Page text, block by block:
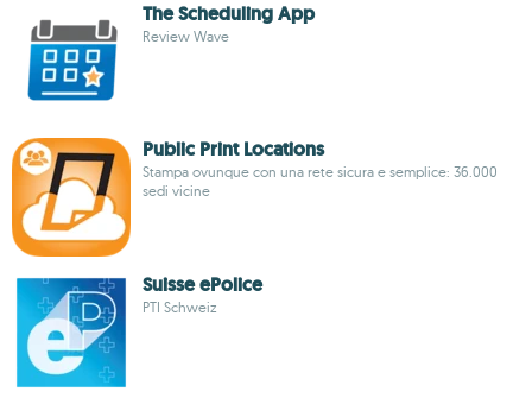
The Scheduling App
Review Wave
Public Print Locations
Stampa ovunque con una rete sicura e semplice: 36.000
sedi vicine
Suisse ePolice
PTI Schweiz